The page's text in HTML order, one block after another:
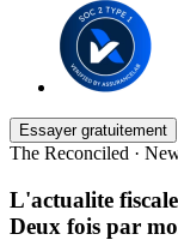
Essayer gratuitement
The Reconciled ·
L'actualite
Deux fois par